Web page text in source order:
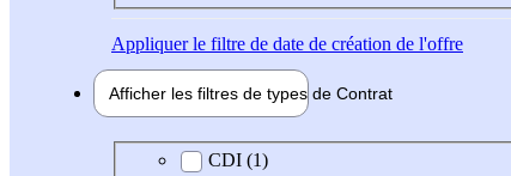
Appliquerle filtre de date de création de l'offre
Afficher les filtres de types de Contrat
Type de contrat
CDI (1)